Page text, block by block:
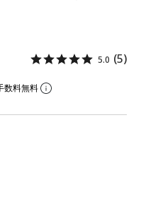
5.0 (5)
数料無料